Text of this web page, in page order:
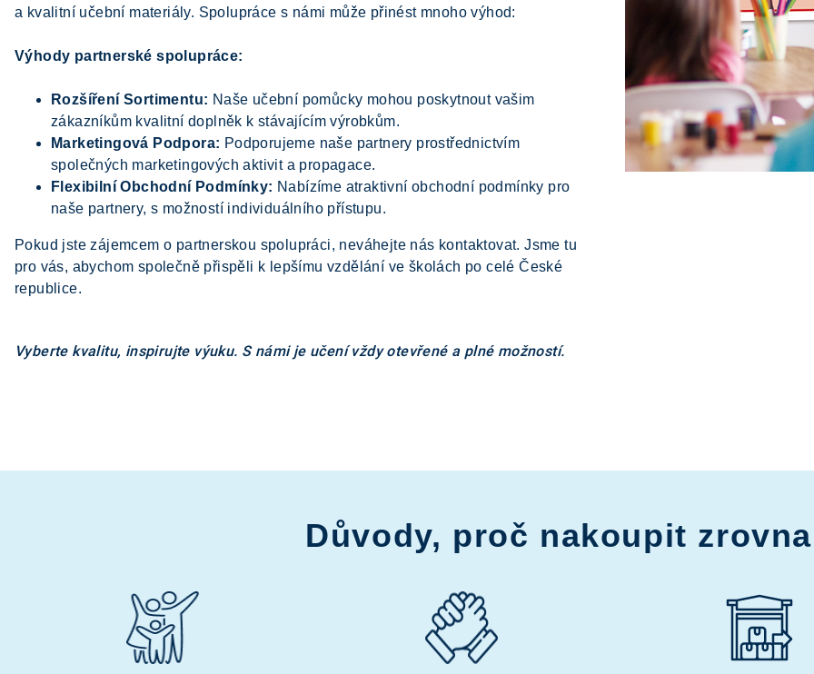
a kvalitní učební materiály. Spolupráce s námi může přinést mnoho výhod:
Výhody partnerské spolupráce:
Rozšíření Sortimentu: Naše učební pomůcky mohou poskytnout vašim
zákazníkům kvalitní doplněk k stávajícím výrobkům.
Marketingová Podpora: Podporujeme naše partnery prostřednictvím
společných marketingových aktivit a propagace.
Flexibilní Obchodní Podmínky: Nabízíme atraktivní obchodní podmínky pro
naše partnery, s možností individuálního přístupu.
Pokud jste zájemcem o partnerskou spolupráci, neváhejte nás kontaktovat. Jsme tu
pro vás, abychom společně přispěli k lepšímu vzdělání ve školách po celé České
republice.
Vyberte kvalitu, inspirujte výuku. S námi je učení vždy otevřené a plné možností.
Důvody, proč nakoupit